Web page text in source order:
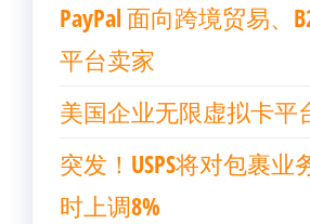
PayPal 面向跨境贸易、
平台卖家
美国企业无限虚拟卡平
突发！USPS将对包裹业
时上调8%